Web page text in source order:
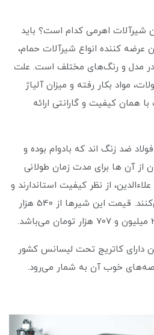
شیرآلات اهرمی کدام است؟ باید
عرضه کننده انواع شیرآلات حمام،
در مدل و رنگ‌های مختلف است. علت
مواد بکار رفته و میزان آلیاژ
همان کیفیت و گارانتی ارائه
ضد زنگ اند که بادوام بوده و
از آن ها برای مدت زمان طولانی
از نظر کیفیت استاندارند و
با شیرآلات لوکس برابری می‌کنند. قیمت این شیرها از 540 هزار
دارای کاتریج تحت لیسانس کشور
خوب آن به شمار می‌رود.